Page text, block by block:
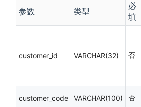
参数 类型
必
填
customer_id VARCHAR(32) 否
customer_code VARCHAR(100) 否